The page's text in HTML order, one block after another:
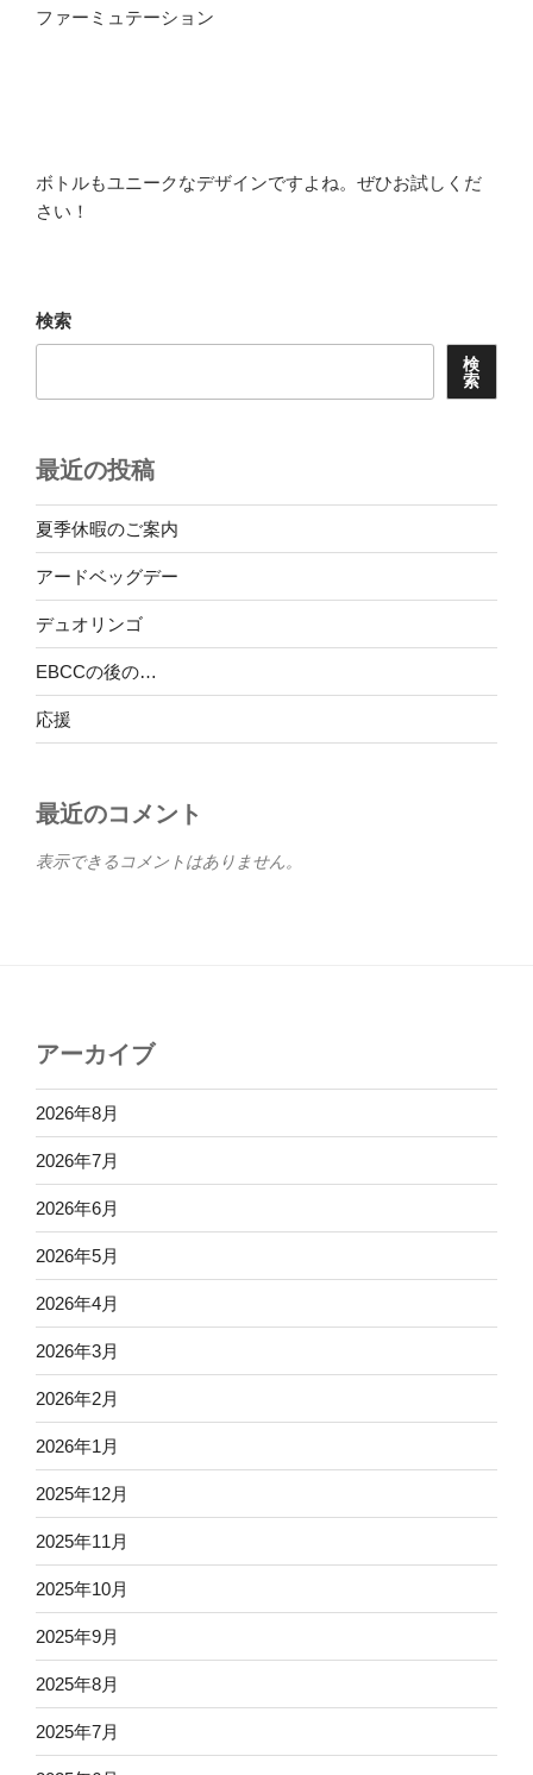
ファーミュテーション
ボトルもユニークなデザインですよね。ぜひお試しくだ
さい！
検索
検
索
最近の投稿
夏季休暇のご案内
アードベッグデー
デュオリンゴ
EBCCの後の…
応援
最近のコメント
表示できるコメントはありません。
アーカイブ
2026年8月
2026年7月
2026年6月
2026年5月
2026年4月
2026年3月
2026年2月
2026年1月
2025年12月
2025年11月
2025年10月
2025年9月
2025年8月
2025年7月